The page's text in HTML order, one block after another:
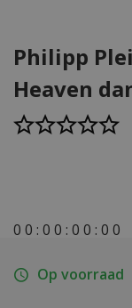
Philipp
Heaven
0 0 : 0 0 : 0 0 : 0 0
Op voorraad